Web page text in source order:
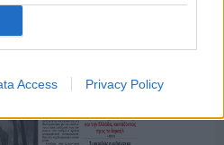
Access Privacy Policy